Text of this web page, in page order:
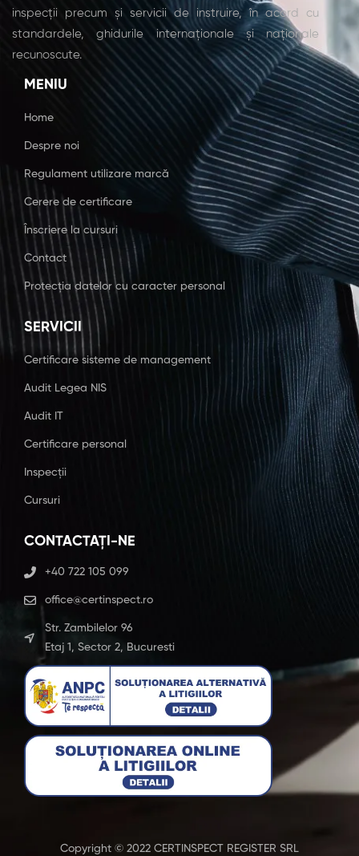
inspecții precum și servicii de instruire, în acord cu
standardele, ghidurile internaționale și naționale
recunoscute.
MENIU
Home
Despre noi
Regulament utilizare marcă
Cerere de certificare
Înscriere la cursuri
Contact
Protecția datelor cu caracter personal
SERVICII
Certificare sisteme de management
Audit Legea NIS
Audit IT
Certificare personal
Inspecții
Cursuri
CONTACTAȚI-NE
+40 722 105 099
office@certinspect.ro
Str. Zambilelor 96
Etaj 1, Sector 2, Bucuresti
Copyright © 2022 CERTINSPECT REGISTER SRL